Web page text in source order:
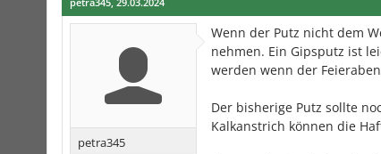
petra345
Wenn der Putz nicht dem
nehmen. Ein Gipsputz ist
werden wenn der
Der bisherige Putz sollte
Kalkanstrich können die